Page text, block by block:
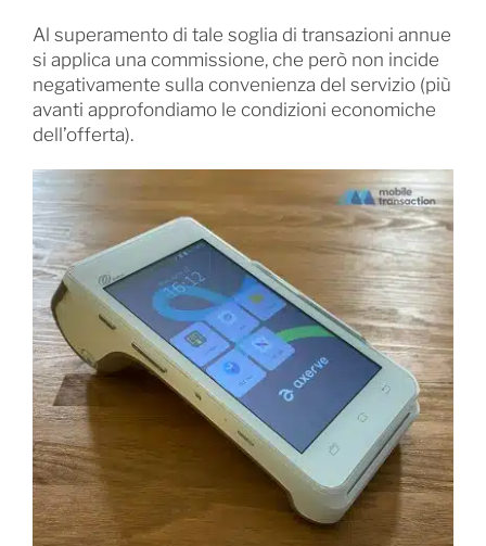
Al superamento di tale soglia di transazioni annue
si applica una commissione, che però non incide
negativamente sulla convenienza del servizio (più
avanti approfondiamo le condizioni economiche
dell’offerta).